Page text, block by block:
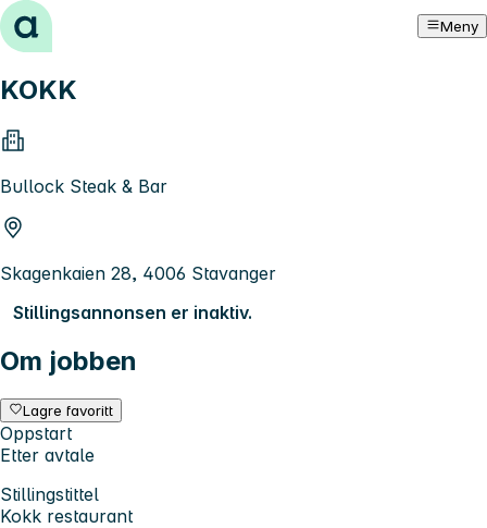
Hopp til innhold Meny
KOKK
Bullock Steak & Bar
Skagenkaien 28, 4006 Stavanger
Stillingsannonsen er inaktiv.
Om jobben
Lagre favoritt
Oppstart
Etter avtale
Stillingstittel
Kokk restaurant